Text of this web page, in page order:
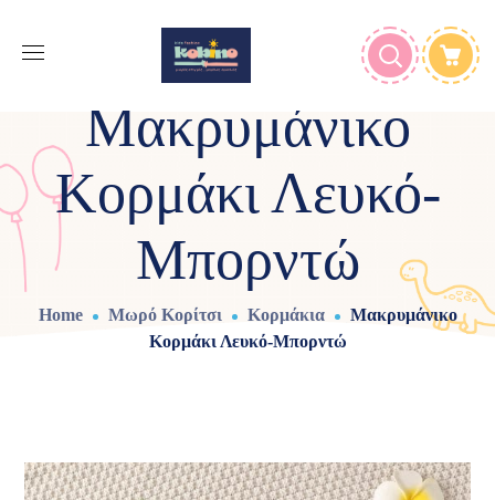
Μακρυμάνικο
Κορμάκι Λευκό-
Μπορντώ
Home Μωρό Κορίτσι Κορμάκια
Μακρυμάνικο
Κορμάκι Λευκό-Μπορντώ